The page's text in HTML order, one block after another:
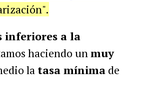
inferiores a la
haciendo unmuy
la tasa mínimade